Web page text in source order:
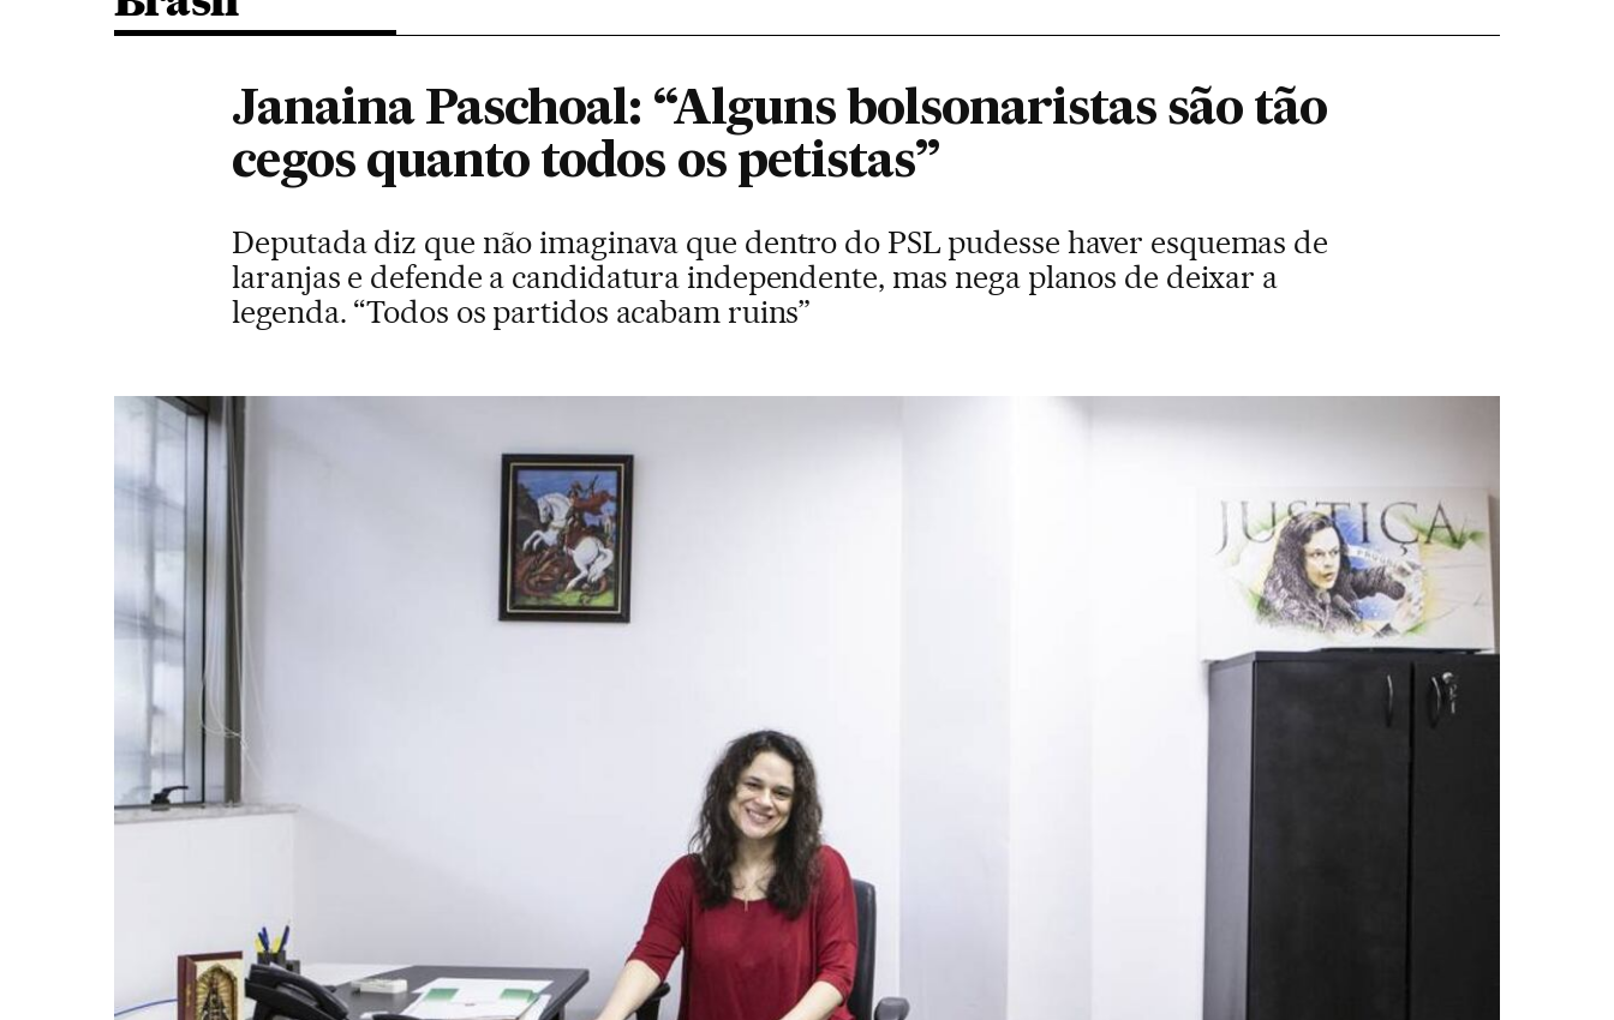
Janaina Paschoal: “Alguns bolsonaristas são tão
cegos quanto todos os petistas”
Deputada diz que não imaginava que dentro do PSL pudesse haver esquemas de
laranjas e defende a candidatura independente, mas nega planos de deixar a
legenda. “Todos os partidos acabam ruins”